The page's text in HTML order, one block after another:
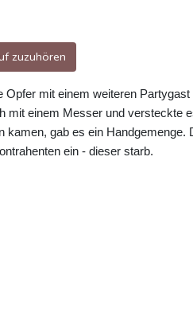
zuzuhören
Opfer mit einem weiteren
mit einem Messer und versteckte
kamen, gab es ein
ein - dieser starb.